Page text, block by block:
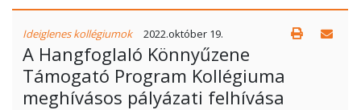
Ideiglenes kollégiumok 2022.október 19.
A Hangfoglaló Könnyűzene
Támogató Program Kollégiuma
meghívásos pályázati felhívása